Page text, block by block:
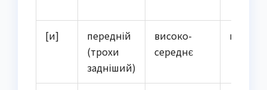
[и]
передній
(трохи
задніший)
високо-
середнє